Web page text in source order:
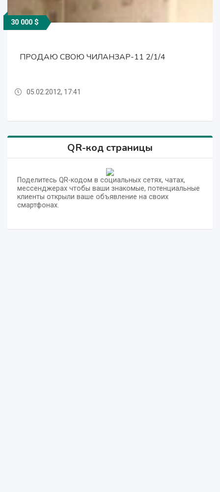
30 000 $
ПРОДАЮ СВОЮ ЧИЛАНЗАР-11 2/1/4
30 000 $
ПРОДАЮ СВОЮ ЧИЛАНЗАР-11 2/1/4
30 000 $
ПРОДАЮ СВОЮ ЧИЛАНЗАР-11 2/1/4
05.02.2012, 17:41
QR-код страницы
Поделитесь QR-кодом в социальных сетях, чатах,
мессенджерах чтобы ваши знакомые, потенциальные
клиенты открыли ваше объявление на своих
смартфонах.